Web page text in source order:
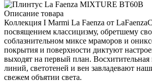
Описание товара
Коллекция I Marmi La Faenza от
посвящением классицизму, обретшему
соблазнительном миксе мраморов и
покрытия и поверхности диктуют
выходят на первый план. Восхитительная
линий, светотеней и вен завладевают
свежем объятии света.